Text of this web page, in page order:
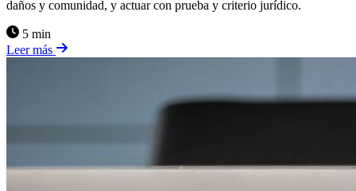
daños y comunidad, y actuar con prueba y criterio jurídico.
5 min
Leer más